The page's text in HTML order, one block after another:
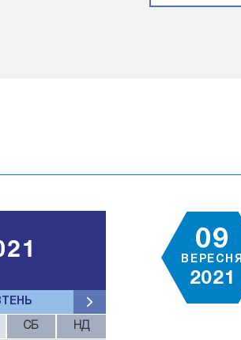
СБ НД
09
ВЕРЕСНЯ
2021